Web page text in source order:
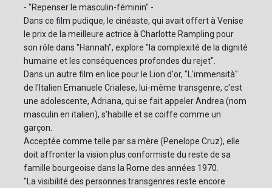
- "Repenser le masculin-féminin" -
Dans ce film pudique, le cinéaste, qui avait offert à Venise
le prix de la meilleure actrice à Charlotte Rampling pour
son rôle dans "Hannah", explore "la complexité de la dignité
humaine et les conséquences profondes du rejet".
Dans un autre film en lice pour le Lion d'or, "L'immensità"
de l'Italien Emanuele Crialese, lui-même transgenre, c'est
une adolescente, Adriana, qui se fait appeler Andrea (nom
masculin en italien), s'habille et se coiffe comme un
garçon.
Acceptée comme telle par sa mère (Penelope Cruz), elle
doit affronter la vision plus conformiste du reste de sa
famille bourgeoise dans la Rome des années 1970.
"La visibilité des personnes transgenres reste encore